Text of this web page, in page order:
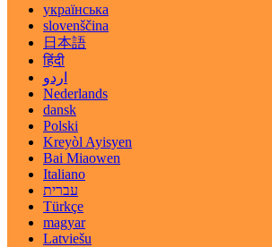
українська
slovenščina
日本語
हिंदी
اردو
Nederlands
dansk
Polski
Kreyòl Ayisyen
Bai Miaowen
Italiano
עברית
Türkçe
magyar
Latviešu